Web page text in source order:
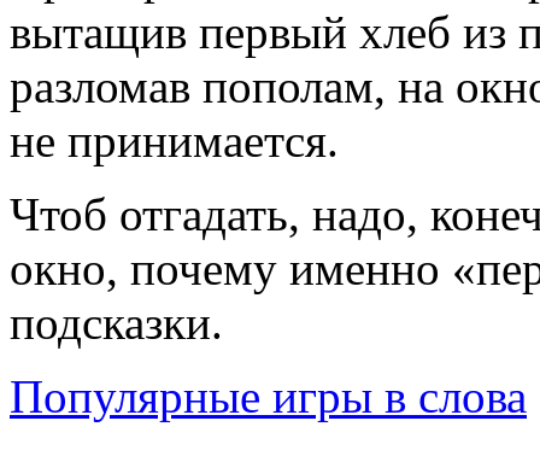
вытащив первый хлеб из
разломав пополам, на
не принимается.
Чтоб отгадать, надо,
окно, почему именно
подсказки.
Популярные игры в слова